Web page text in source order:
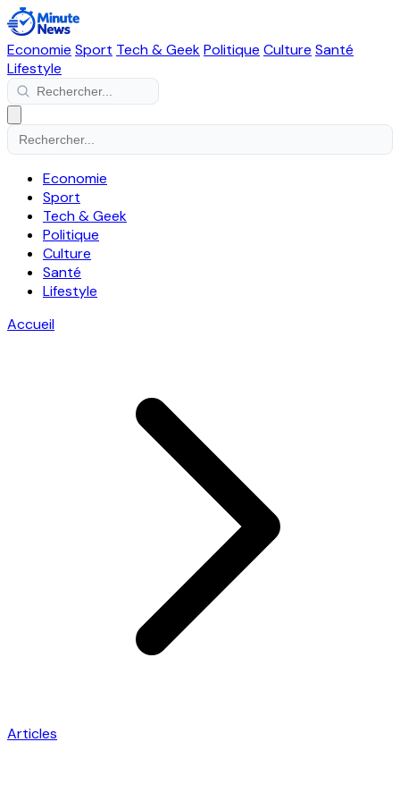
Economie Sport Tech & GeekPolitique Culture Santé
Lifestyle
Economie
Sport
Tech & Geek
Politique
Culture
Santé
Lifestyle
Accueil
Articles